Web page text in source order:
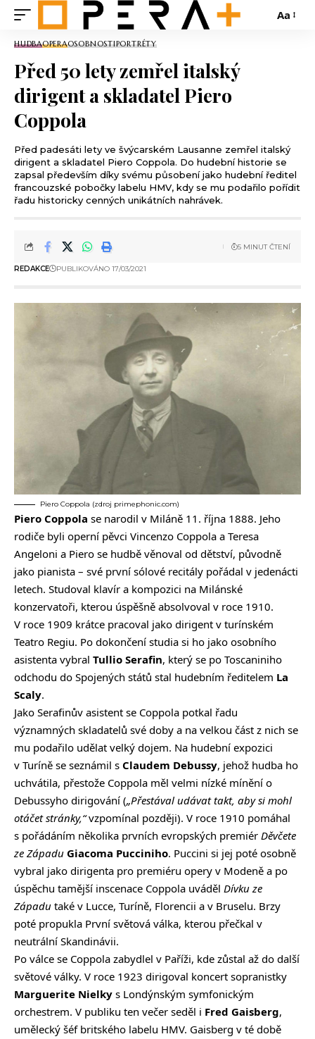
Aa
HUDBAOPERAOSOBNOSTIPORTRÉTY
Před 50 lety zemřel italský
dirigent a skladatel Piero
Coppola
Před padesáti lety ve švýcarském Lausanne zemřel italský
dirigent a skladatel Piero Coppola. Do hudební historie se
zapsal především díky svému působení jako hudební ředitel
francouzské pobočky labelu HMV, kdy se mu podařilo pořídit
řadu historicky cenných unikátních nahrávek.
REDAKCE PUBLIKOVÁNO 17/03/2021
5 MINUT ČTENÍ
Piero Coppola (zdroj primephonic.com)
Piero Coppola se narodil v Miláně 11. října 1888. Jeho
rodiče byli operní pěvci Vincenzo Coppola a Teresa
Angeloni a Piero se hudbě věnoval od dětství, původně
jako pianista – své první sólové recitály pořádal v jedenácti
letech. Studoval klavír a kompozici na Milánské
konzervatoři, kterou úspěšně absolvoval v roce 1910.
V roce 1909 krátce pracoval jako dirigent v turínském
Teatro Regiu. Po dokončení studia si ho jako osobního
asistenta vybral Tullio Serafin, který se po Toscaniniho
odchodu do Spojených států stal hudebním ředitelem La
Scaly.
Jako Serafinův asistent se Coppola potkal řadu
významných skladatelů své doby a na velkou část z nich se
mu podařilo udělat velký dojem. Na hudební expozici
v Turíně se seznámil s Claudem Debussy, jehož hudba ho
uchvátila, přestože Coppola měl velmi nízké mínění o
Debussyho dirigování („Přestával udávat takt, aby si mohl
otáčet stránky,“vzpomínal později). V roce 1910 pomáhal
s pořádáním několika prvních evropských premiér Děvčete
ze Západu Giacoma Pucciniho. Puccini si jej poté osobně
vybral jako dirigenta pro premiéru opery v Modeně a po
úspěchu tamější inscenace Coppola uváděl Dívku ze
Západu také v Lucce, Turíně, Florencii a v Bruselu. Brzy
poté propukla První světová válka, kterou přečkal v
neutrální Skandinávii.
Po válce se Coppola zabydlel v Paříži, kde zůstal až do další
světové války. V roce 1923 dirigoval koncert sopranistky
Marguerite Nielky s Londýnským symfonickým
orchestrem. V publiku ten večer seděl i Fred Gaisberg,
umělecký šéf britského labelu HMV. Gaisberg v té době